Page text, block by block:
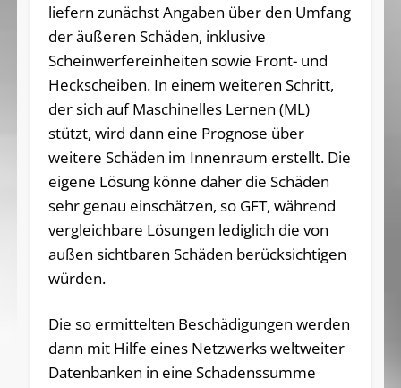
liefern zunächst Angaben über den Umfang
der äußeren Schäden, inklusive
Scheinwerfereinheiten sowie Front- und
Heckscheiben. In einem weiteren Schritt,
der sich auf Maschinelles Lernen (ML)
stützt, wird dann eine Prognose über
weitere Schäden im Innenraum erstellt. Die
eigene Lösung könne daher die Schäden
sehr genau einschätzen, so GFT, während
vergleichbare Lösungen lediglich die von
außen sichtbaren Schäden berücksichtigen
würden.
Die so ermittelten Beschädigungen werden
dann mit Hilfe eines Netzwerks weltweiter
Datenbanken in eine Schadenssumme